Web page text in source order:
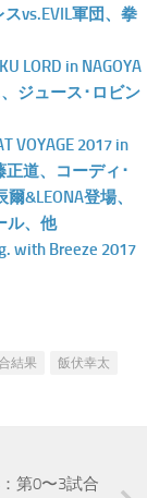
vs.EVIL軍団、拳
LORD in NAGOYA
ジュース･ロビン
VOYAGE 2017 in
道、コーディ･
&LEONA登場、
ル、他
with Breeze 2017
結果 飯伏幸太
：第0〜3試合